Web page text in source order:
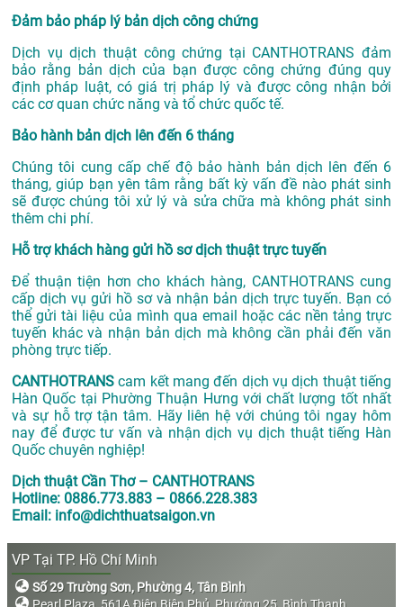
Đảm bảo pháp lý bản dịch công chứng
Dịch vụ dịch thuật công chứng tại CANTHOTRANS đảm
bảo rằng bản dịch của bạn được công chứng đúng quy
định pháp luật, có giá trị pháp lý và được công nhận bởi
các cơ quan chức năng và tổ chức quốc tế.
Bảo hành bản dịch lên đến 6 tháng
Chúng tôi cung cấp chế độ bảo hành bản dịch lên đến 6
tháng, giúp bạn yên tâm rằng bất kỳ vấn đề nào phát sinh
sẽ được chúng tôi xử lý và sửa chữa mà không phát sinh
thêm chi phí.
Hỗ trợ khách hàng gửi hồ sơ dịch thuật trực tuyến
Để thuận tiện hơn cho khách hàng, CANTHOTRANS cung
cấp dịch vụ gửi hồ sơ và nhận bản dịch trực tuyến. Bạn có
thể gửi tài liệu của mình qua email hoặc các nền tảng trực
tuyến khác và nhận bản dịch mà không cần phải đến văn
phòng trực tiếp.
CANTHOTRANS cam kết mang đến dịch vụ dịch thuật tiếng
Hàn Quốc tại Phường Thuận Hưng với chất lượng tốt nhất
và sự hỗ trợ tận tâm. Hãy liên hệ với chúng tôi ngay hôm
nay để được tư vấn và nhận dịch vụ dịch thuật tiếng Hàn
Quốc chuyên nghiệp!
Dịch thuật Cần Thơ – CANTHOTRANS
Hotline: 0886.773.883 – 0866.228.383
Email: info@dichthuatsaigon.vn
VP Tại TP. Hồ Chí Minh
Số 29 Trường Sơn, Phường 4, Tân Bình